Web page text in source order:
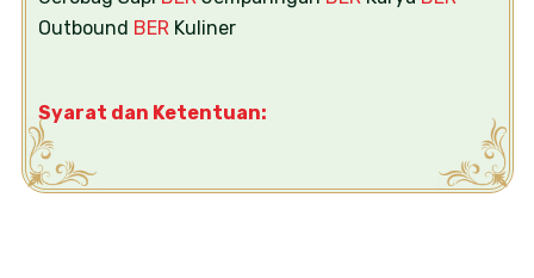
Outbound BERKuliner
Syarat dan Ketentuan: